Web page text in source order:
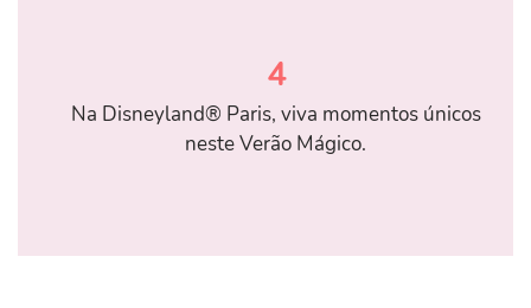
4
Na Disneyland® Paris, viva momentos únicos
neste Verão Mágico.